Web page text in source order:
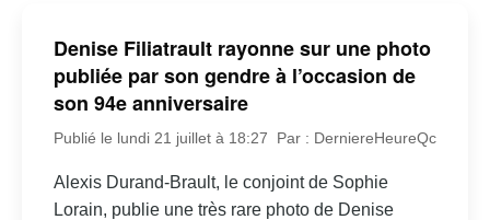
Denise Filiatrault rayonne sur une photo
publiée par son gendre à l’occasion de
son 94e anniversaire
Publié le lundi 21 juillet à 18:27 Par : DerniereHeureQc
Alexis Durand-Brault, le conjoint de Sophie
Lorain, publie une très rare photo de Denise